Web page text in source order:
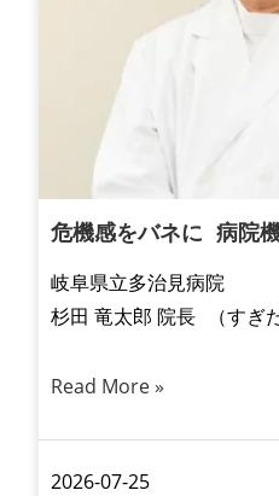
危機感をバネに 病院
岐阜県立多治見病院
杉田 竜太郎 院長 （すぎ
Read More »
2026-07-25